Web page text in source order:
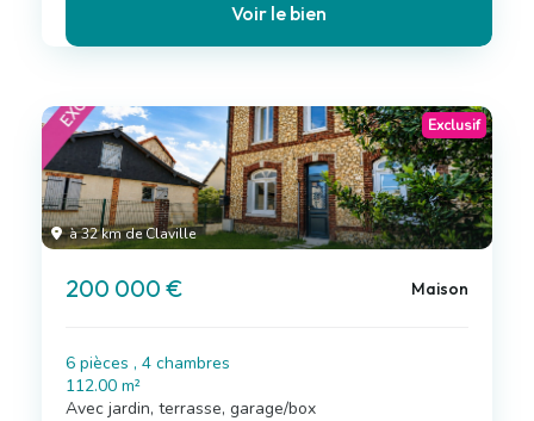
Voir le bien
à 32 km de Claville
Exclusif
200 000 € Maison
6 pièces , 4 chambres
112.00 m²
Avec jardin, terrasse, garage/box